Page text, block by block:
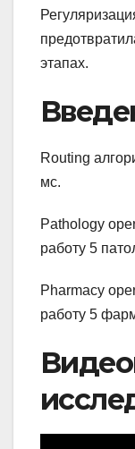
этапах.
Routing
мс.
Pathology
работу 5
Pharmacy
работу 5